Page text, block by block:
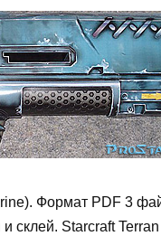
Формат PDF 3
склей. Starcraft